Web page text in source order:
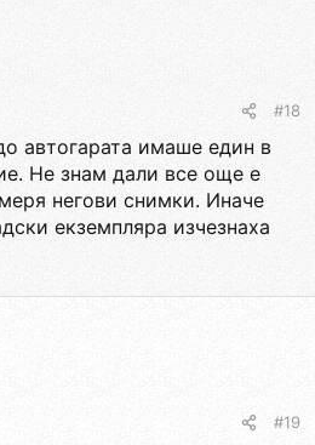
#18
автогарата имаше един в
Не знам дали все още е
негови снимки. Иначе
екземпляра изчезнаха
#19